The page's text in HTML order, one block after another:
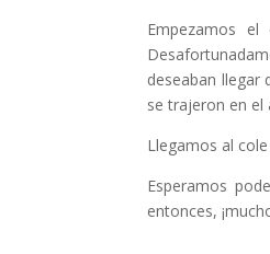
Empezamos
deseaban llegar
se trajeron en el
Llegamos al
Esperamos
entonces,